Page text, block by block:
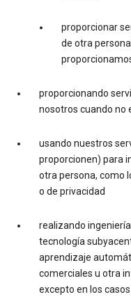
proporcionar
de otra
proporcionando
nosotros cuando no
usando nuestros
proporcionen) para
otra persona, como
o de privacidad
realizando
tecnología
aprendizaje
comerciales u otra
excepto en los